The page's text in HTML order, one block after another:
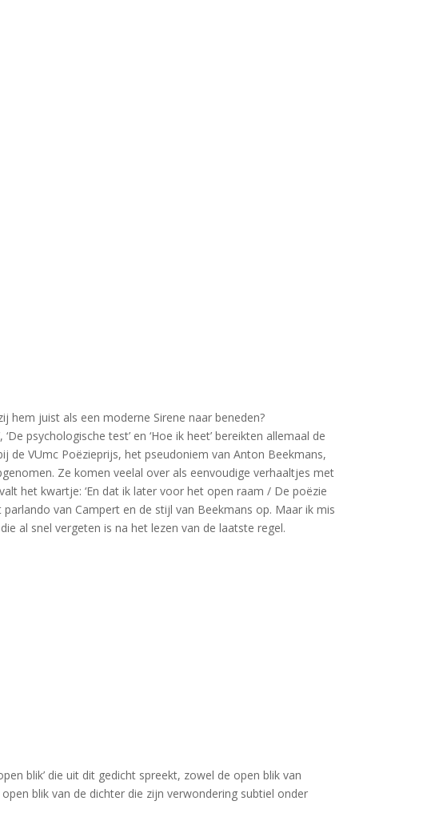
hem juist als een moderne Sirene naar beneden?
‘De psychologische test’ en ‘Hoe ik heet’ bereikten allemaal de
bij de VUmc Poëzieprijs, het pseudoniem van Anton Beekmans,
Ze komen veelal over als eenvoudige verhaaltjes met
het kwartje: ‘En dat ik later voor het open raam / De poëzie
van Campert en de stijl van Beekmans op. Maar ik mis
al snel vergeten is na het lezen van de laatste regel.
blik’ die uit dit gedicht spreekt, zowel de open blik van
blik van de dichter die zijn verwondering subtiel onder